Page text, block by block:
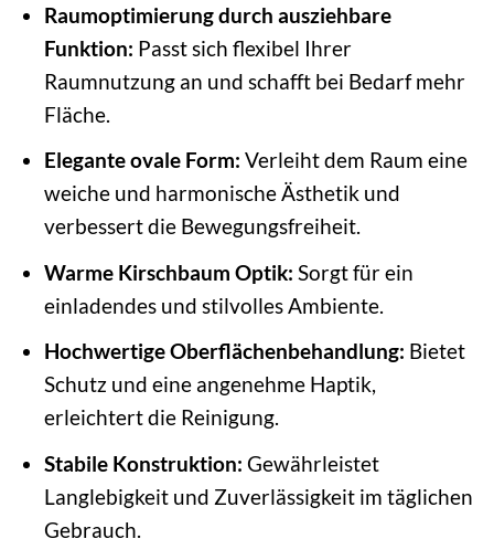
Raumoptimierung durch ausziehbare
Funktion: Passt sich flexibel Ihrer
Raumnutzung an und schafft bei Bedarf mehr
Fläche.
Elegante ovale Form: Verleiht dem Raum eine
weiche und harmonische Ästhetik und
verbessert die Bewegungsfreiheit.
Warme Kirschbaum Optik: Sorgt für ein
einladendes und stilvolles Ambiente.
Hochwertige Oberflächenbehandlung: Bietet
Schutz und eine angenehme Haptik,
erleichtert die Reinigung.
Stabile Konstruktion: Gewährleistet
Langlebigkeit und Zuverlässigkeit im täglichen
Gebrauch.